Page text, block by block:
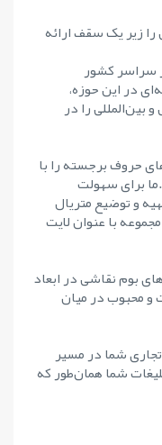
زیر یک سقف ارائه
سراسر کشور
در این حوزه،
بین‌المللی را در
حروف برجسته را با
برای سهولت
و توضیع متریال
با عنوان لایت
بوم نقاشی در ابعاد
و محبوب در میان
شما در مسیر
شما همان‌طور که